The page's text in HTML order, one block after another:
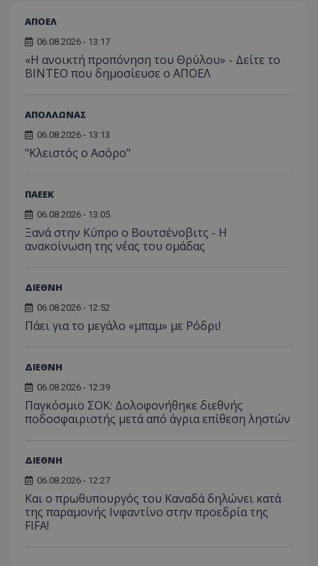
ΑΠΟΕΛ
06.08.2026 - 13:17
«Η ανοικτή προπόνηση του Θρύλου» - Δείτε το
ΒΙΝΤΕΟ που δημοσίευσε ο ΑΠΟΕΛ
ΑΠΟΛΛΩΝΑΣ
06.08.2026 - 13:13
"Κλειστός ο Ασόρο"
ΠΑΕΕΚ
06.08.2026 - 13:05
Ξανά στην Κύπρο ο Βουτσένοβιτς - Η
ανακοίνωση της νέας του ομάδας
ΔΙΕΘΝΗ
06.08.2026 - 12:52
Πάει για το μεγάλο «μπαμ» με Ρόδρι!
ΔΙΕΘΝΗ
06.08.2026 - 12:39
Παγκόσμιο ΣΟΚ: Δολοφονήθηκε διεθνής
ποδοσφαιριστής μετά από άγρια επίθεση ληστών
ΔΙΕΘΝΗ
06.08.2026 - 12:27
Και ο πρωθυπουργός του Καναδά δηλώνει κατά
της παραμονής Ινφαντίνο στην προεδρία της
FIFA!